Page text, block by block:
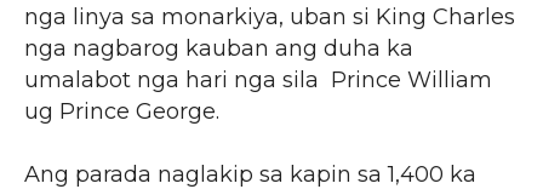
nga linya sa monarkiya, uban si King Charles
nga nagbarog kauban ang duha ka
umalabot nga hari nga sila Prince William
ug Prince George.
Ang parada naglakip sa kapin sa 1,400 ka